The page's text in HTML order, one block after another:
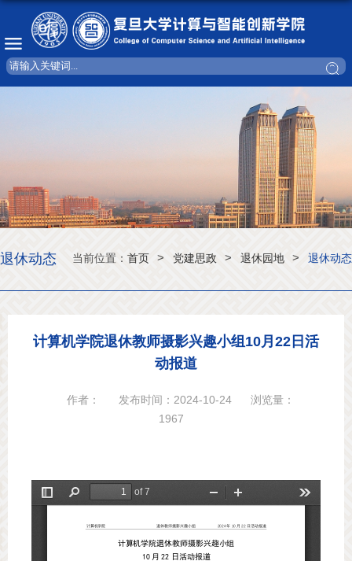
当前位置： 首页 > 党建思政 > 退休园地 > 退休动态
退休动态
计算机学院退休教师摄影兴趣小组10月22日活
动报道
作者： 发布时间：2024-10-24
浏览量：
1967